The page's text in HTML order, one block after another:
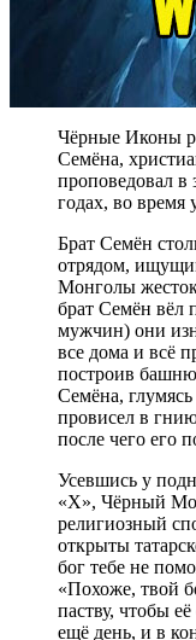
Чёрные Иконы
Семёна,
проповедовал в
годах, во время
Брат Семён
отрядом,
Монголы
брат Семён
мужчин) они
все дома и всё
построив
Семёна,
провисел в
после чего его
Усевшись у
«Х», Чёрный
религиозный
открыты
бог тебе не
«Похоже, твой
паству, чтобы
ещё день, и в